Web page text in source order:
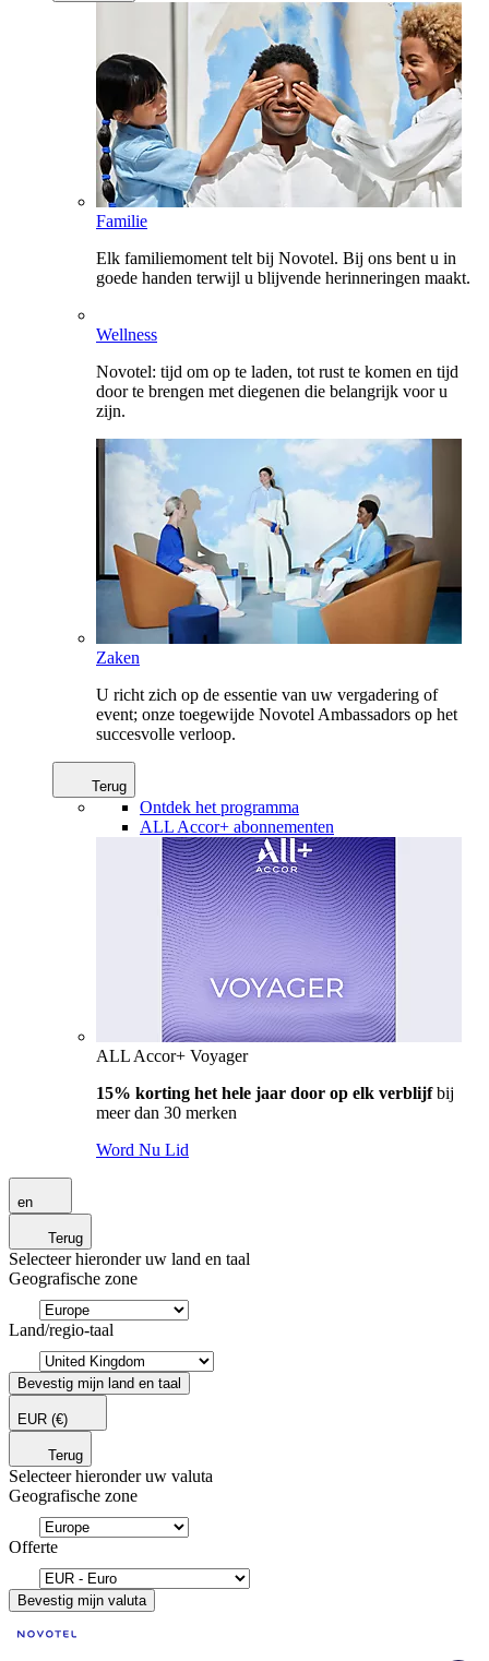
Familie
Elk familiemoment telt bij Novotel. Bij ons bent u in
goede handen terwijl u blijvende herinneringen maakt.
Wellness
Novotel: tijd om op te laden, tot rust te komen en tijd
door te brengen met diegenen die belangrijk voor u
zijn.
Zaken
U richt zich op de essentie van uw vergadering of
event; onze toegewijde Novotel Ambassadors op het
succesvolle verloop.
Terug
Ontdek het programma
ALL Accor+ abonnementen
ALL Accor+ Voyager
15% korting het hele jaar door op elk verblijfbij
meer dan 30 merken
Word Nu Lid
en
Terug
Selecteer hieronder uw land en taal
Geografische zone
Land/regio-taal
Bevestig mijn land en taal
EUR (€)
Terug
Selecteer hieronder uw valuta
Geografische zone
Offerte
Bevestig mijn valuta